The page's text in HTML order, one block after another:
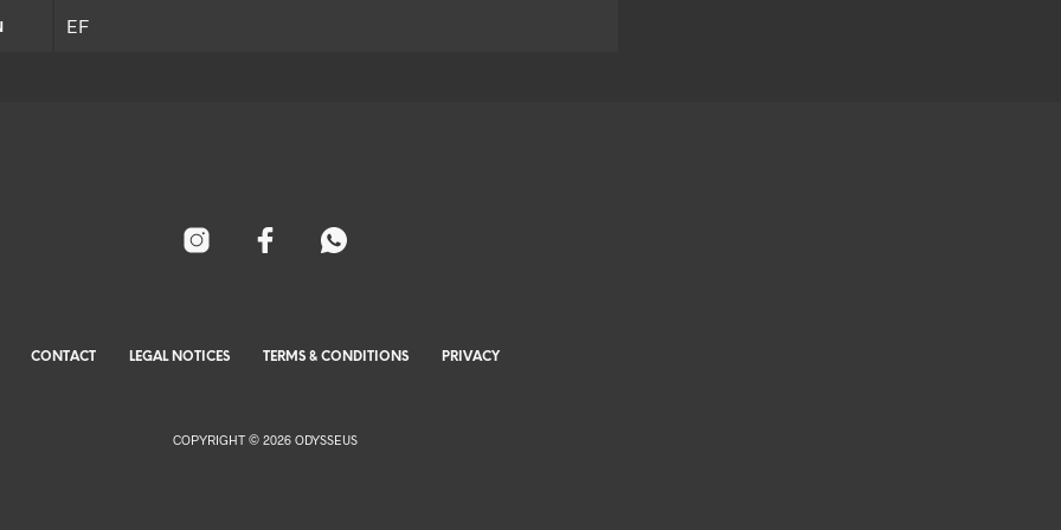
EF
CONTACT LEGAL NOTICES TERMS & CONDITIONS PRIVACY
COPYRIGHT © 2026 ODYSSEUS